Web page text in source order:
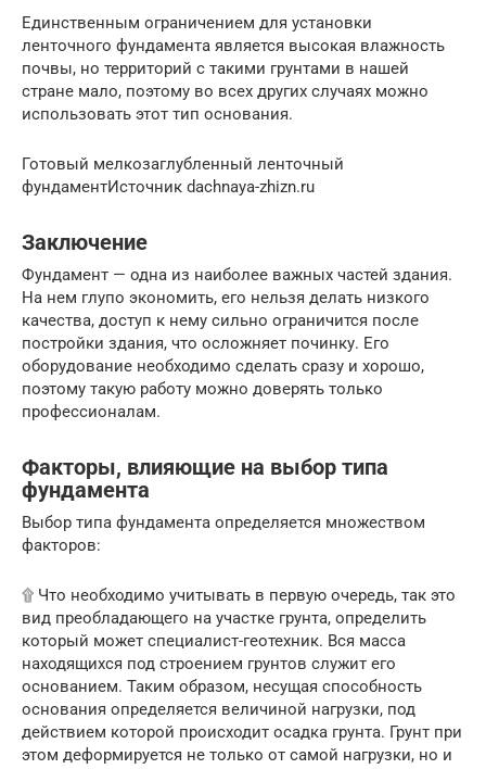
Единственным ограничением для установки
ленточного фундамента является высокая влажность
почвы, но территорий с такими грунтами в нашей
стране мало, поэтому во всех других случаях можно
использовать этот тип основания.
Готовый мелкозаглубленный ленточный
фундаментИсточник dachnaya-zhizn.ru
Заключение
Фундамент — одна из наиболее важных частей здания.
На нем глупо экономить, его нельзя делать низкого
качества, доступ к нему сильно ограничится после
постройки здания, что осложняет починку. Его
оборудование необходимо сделать сразу и хорошо,
поэтому такую работу можно доверять только
профессионалам.
Факторы, влияющие на выбор типа
фундамента
Выбор типа фундамента определяется множеством
факторов:
۩ Что необходимо учитывать в первую очередь, так это
вид преобладающего на участке грунта, определить
который может специалист-геотехник. Вся масса
находящихся под строением грунтов служит его
основанием. Таким образом, несущая способность
основания определяется величиной нагрузки, под
действием которой происходит осадка грунта. Грунт при
этом деформируется не только от самой нагрузки, но и